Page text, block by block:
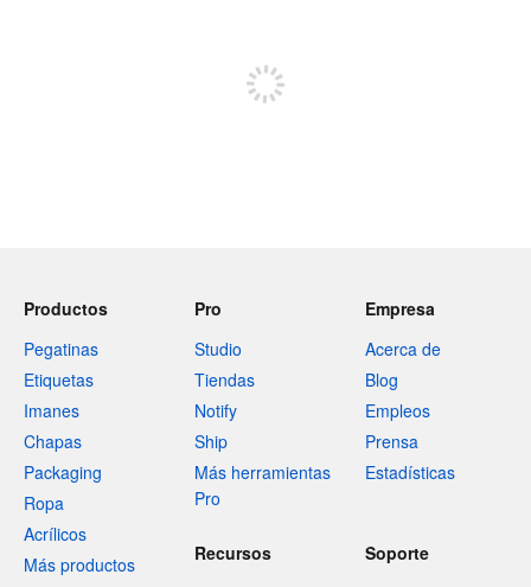
Productos
Pegatinas
Etiquetas
Imanes
Chapas
Packaging
Ropa
Acrílicos
Más productos
Pro
Studio
Tiendas
Notify
Ship
Más herramientas
Pro
Empresa
Acerca de
Blog
Empleos
Prensa
Estadísticas
Recursos
Soporte